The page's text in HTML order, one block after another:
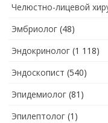
Челюстно-лицевой
Эмбриолог (48)
Эндокринолог (1 118)
Эндоскопист (540)
Эпидемиолог (81)
Эпилептолог (1)